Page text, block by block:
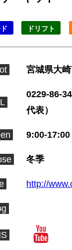
ドリフト
宮城県大
0229-86-
代表）
9:00-17:00
冬季
http://